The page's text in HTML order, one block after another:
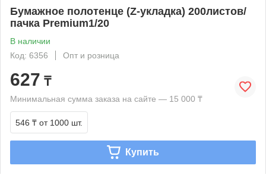
Бумажное полотенце (Z-укладка) 200листов/
пачка Premium1/20
В наличии
Код: 6356
Опт и розница
627 ₸
Минимальная сумма заказа на сайте — 15 000 ₸
546 ₸ от 1000 шт.
Купить